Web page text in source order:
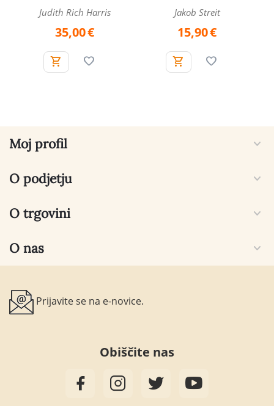
Judith Rich Harris
35,00€
Jakob Streit
15,90€
Moj profil
O podjetju
O trgovini
O nas
Prijavite se na e-novice.
Obiščite nas